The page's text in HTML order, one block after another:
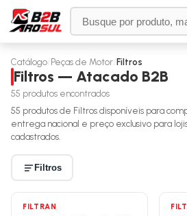
Catálogo Peças de Motor Filtros
Filtros — Atacado B2B
55 produtos encontrados
55 produtos de Filtros disponíveis para
entrega nacional e preço exclusivo para
cadastrados.
Filtros
FILTRAN